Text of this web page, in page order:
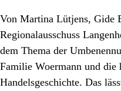
Von Martina Lütjens, Gide
Regionalausschuss
dem Thema der
Familie Woermann und die
Handelsgeschichte. Das